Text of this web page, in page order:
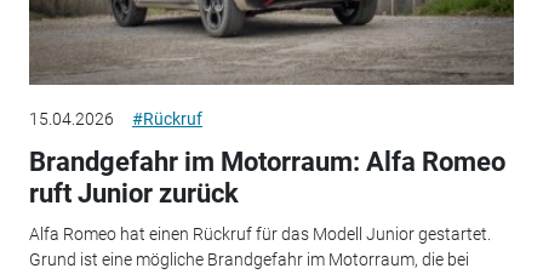
15.04.2026 #Rückruf
Brandgefahr im Motorraum: Alfa Romeo
ruft Junior zurück
Alfa Romeo hat einen Rückruf für das Modell Junior gestartet.
Grund ist eine mögliche Brandgefahr im Motorraum, die bei